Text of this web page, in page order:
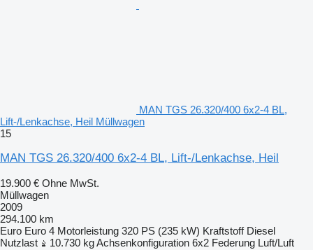
MAN TGS 26.320/400 6x2-4 BL,
Lift-/Lenkachse, Heil Müllwagen
15
MAN TGS 26.320/400 6x2-4 BL, Lift-/Lenkachse, Heil
19.900 € Ohne MwSt.
Müllwagen
2009
294.100 km
Euro Euro 4 Motorleistung 320 PS (235 kW) Kraftstoff Diesel
Nutzlast
10.730 kgAchsenkonfiguration 6x2 Federung Luft/Luft